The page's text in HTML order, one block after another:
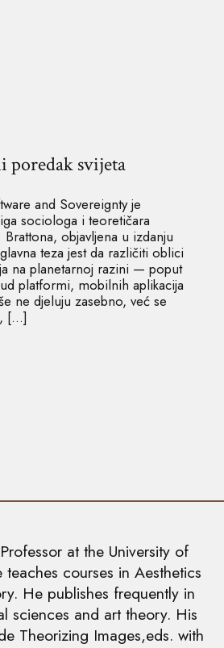
poredak svijeta
and Sovereignty je
sociologa i teoretičara
objavljena u izdanju
teza jest da različiti oblici
na planetarnoj razini — poput
platformi, mobilnih aplikacija
ne djeluju zasebno, već se
[…]
at the University of
courses in Aesthetics
He publishes frequently in
sciences and art theory. His
Theorizing Images,eds. with